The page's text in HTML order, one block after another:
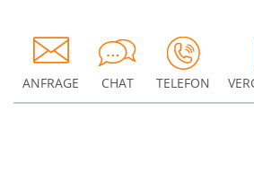
ANFRAGE CHAT TELEFON